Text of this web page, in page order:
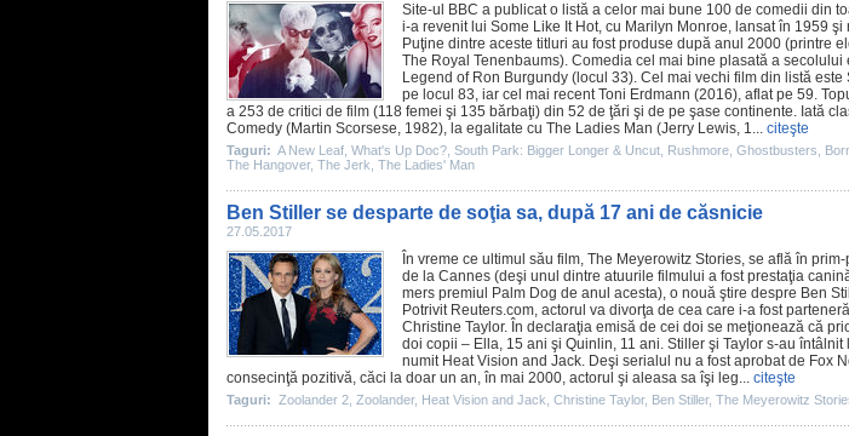
Site-ul BBC a publicat o listă a celor mai bune 100 de comedii din
i-a revenit lui Some Like It Hot, cu Marilyn Monroe, lansat în 1959 şi
Puţine dintre aceste titluri au fost produse după anul 2000 (printre
The Royal Tenenbaums). Comedia cel mai bine plasată a secolului
Legend of Ron Burgundy (locul 33). Cel mai vechi film din listă este
pe locul 83, iar cel mai recentToni Erdmann (2016), aflat pe 59.
a 253 de critici de film (118 femei şi 135 bărbaţi) din 52 de ţări şi de pe şase continente. Iată
Comedy (Martin Scorsese, 1982), la egalitate cu The Ladies Man (Jerry Lewis, 1... citeşte
Taguri: A New Leaf What's Up Doc? South Park: Bigger Longer & Uncut Rushmore Ghostbusters
The Hangover, The Jerk The Ladies' Man
Ben Stiller se desparte de soţia sa, după 17 ani de căsnicie
27.05.2017
În vreme ce ultimul său film, The Meyerowitz Stories, se află în
de la Cannes (deşi unul dintre atuurile filmului a fost prestaţia
mers premiul Palm Dog de anul acesta), o nouă ştire despre Ben
Potrivit Reuters.com, actorul va divorţa de cea care i-a fost
Christine Taylor. În declaraţia emisă de cei doi se meţionează că
doi copii – Ella, 15 ani şi Quinlin, 11 ani. Stiller şi Taylor s-au
numit Heat Vision and Jack. Deşi serialul nu a fost aprobat de Fox
consecinţă pozitivă, căci la doar un an, în mai 2000, actorul şi aleasa sa îşi leg... citeşte
Taguri: Zoolander 2 Zoolander, Heat Vision and Jack Christine Taylor, Ben Stiller, The Meyerowitz